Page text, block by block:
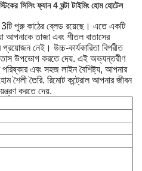
সিলিং ফ্যান 4 ঘন্টা টাইমিং হোম হোটেল
3টি পুরু কাঠের ব্লেড রয়েছে। এতে একটি
আপনাকে তাজা এবং শীতল বাতাসের
নেই। উচ্চ-কার্যকারিতা বিপরীত
উপভোগ করতে দেয়. এই অভ্যন্তরীণ
এবং সহজ লাইন বৈশিষ্ট্য, আপনার
শৈলী তৈরি. রিমোট কন্ট্রোল আপনার জীবন
করতে দেয়.